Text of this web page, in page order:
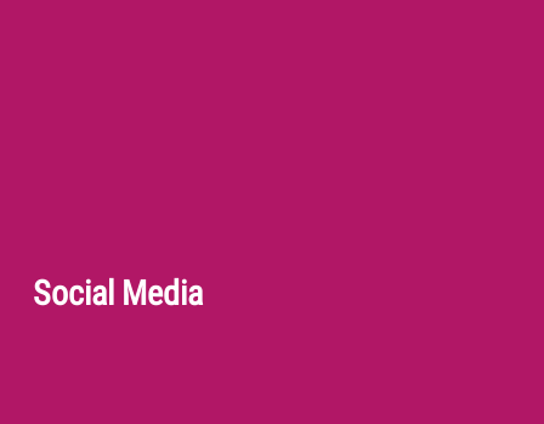
Social Media